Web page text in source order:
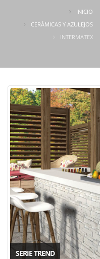
INICIO
CERÁMICAS Y AZULEJOS
INTERMATEX
SERIE TREND